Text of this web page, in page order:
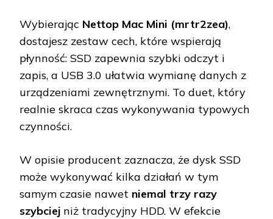
Wybierając Nettop Mac Mini (mrtr2zea),
dostajesz zestaw cech, które wspierają
płynność: SSD zapewnia szybki odczyt i
zapis, a USB 3.0 ułatwia wymianę danych z
urządzeniami zewnętrznymi. To duet, który
realnie skraca czas wykonywania typowych
czynności.
W opisie producent zaznacza, że dysk SSD
może wykonywać kilka działań w tym
samym czasie nawet niemal trzy razy
szybciej niż tradycyjny HDD. W efekcie